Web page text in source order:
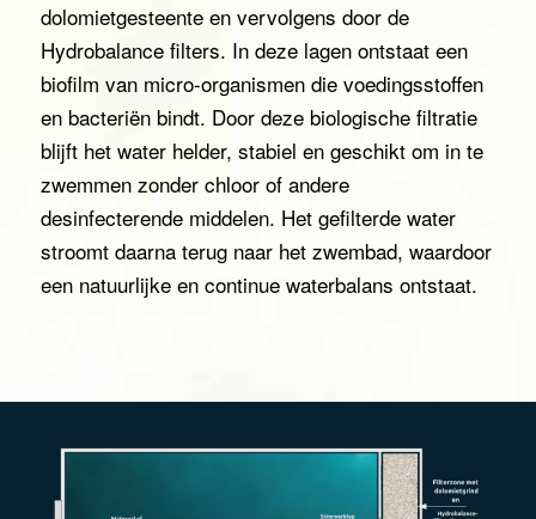
dolomietgesteente en vervolgens door de
Hydrobalance filters. In deze lagen ontstaat een
biofilm van micro-organismen die voedingsstoffen
en bacteriën bindt. Door deze biologische filtratie
blijft het water helder, stabiel en geschikt om in te
zwemmen zonder chloor of andere
desinfecterende middelen. Het gefilterde water
stroomt daarna terug naar het zwembad, waardoor
een natuurlijke en continue waterbalans ontstaat.